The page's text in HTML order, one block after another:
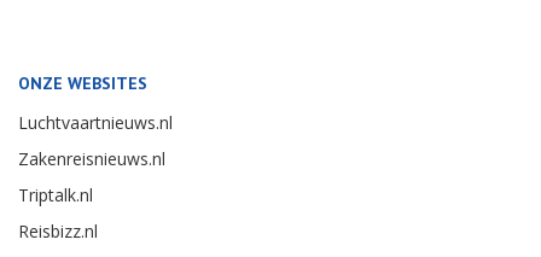
ONZE WEBSITES
Luchtvaartnieuws.nl
Zakenreisnieuws.nl
Triptalk.nl
Reisbizz.nl